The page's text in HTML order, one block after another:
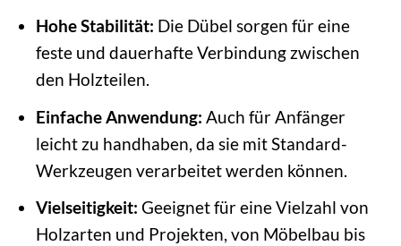
Hohe Stabilität: Die Dübel sorgen für eine
feste und dauerhafte Verbindung zwischen
den Holzteilen.
Einfache Anwendung: Auch für Anfänger
leicht zu handhaben, da sie mit Standard-
Werkzeugen verarbeitet werden können.
Vielseitigkeit: Geeignet für eine Vielzahl von
Holzarten und Projekten, von Möbelbau bis